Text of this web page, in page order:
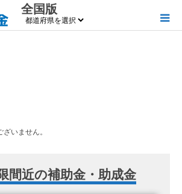
全国版
いません。
間近の補助金・助成金